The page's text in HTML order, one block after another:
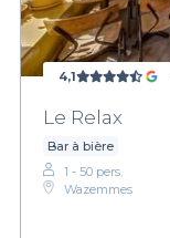
4,1
Le Relax
Bar à bière
1 - 50 pers.
Wazemmes